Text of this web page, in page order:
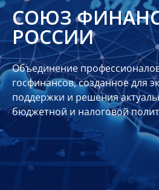
О
СФР
Совет
Союза
Участники
Планы
отчеты
Контакты
СОЮЗ
РОССИИ
Объединение
госфинансов, созданное для
поддержки и решения
бюджетной и налоговой